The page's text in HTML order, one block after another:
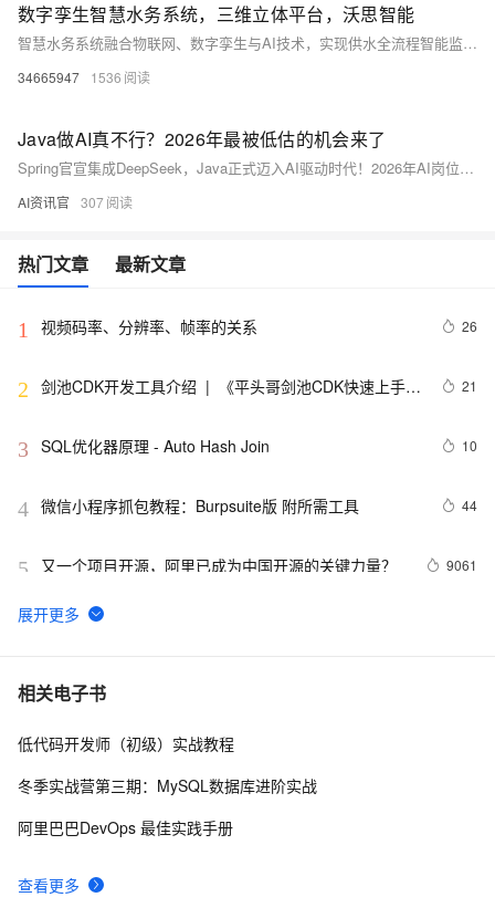
数字孪生智慧水务系统，三维立体平台，沃思智能
智慧水务系统融合物联网、数字孪生与AI技术，实现供水全流程智能监测、预测性维护与动态优化。通过实时数据采集与三维建模，提升漏损控制、节能降耗与应急响应能力，推动水务管理从经验驱动迈向数据驱动，助力城市水资源精细化、可持续化管理。
34665947 1536
Java做AI真不行？2026年最被低估的机会来了
Spring官宣集成DeepSeek，Java正式迈入AI驱动时代！2026年AI岗位缺口巨大，大厂招聘普遍要求大模型能力。Java团队借力Spring生态与JBoltAI等国产框架，可低门槛接入代码生成、RAG、Agent等全链路AI能力，实现差异化突围。（239字）
AI资讯官 307
热门文章 最新文章
1 视频码率、分辨率、帧率的关系 26
2 剑池CDK开发工具介绍  |  《平头哥剑池CDK快速上手指
21
3 SQL优化器原理 - Auto Hash Join 10
4 微信小程序抓包教程：Burpsuite版 附所需工具 44
5 又一个项目开源，阿里已成为中国开源的关键力量？ 9061
6 tailwindcss使用教程
7 我的博客即将入驻“云栖社区”，诚邀技术同仁一同入
8 思科路由器的密码恢复
相关电子书
查看更多
低代码开发师（初级）实战教程
冬季实战营第三期：MySQL数据库进阶实战
阿里巴巴DevOps 最佳实践手册